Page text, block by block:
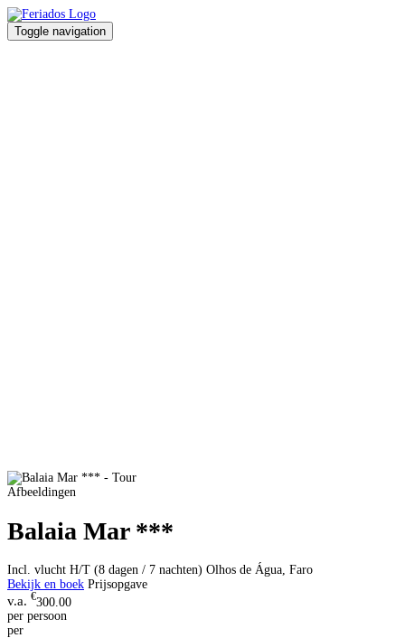
Toggle navigation
Afbeeldingen
Balaia Mar ***
Incl. vlucht H/T (8 dagen / 7 nachten) Olhos de Água, Faro
Bekijk en boek Prijsopgave
€300.00
per persoon
per